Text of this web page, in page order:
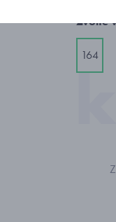
Zvolte
164